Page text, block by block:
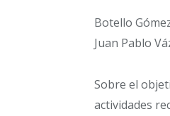
Botello
Juan Pablo
Sobre el
actividades